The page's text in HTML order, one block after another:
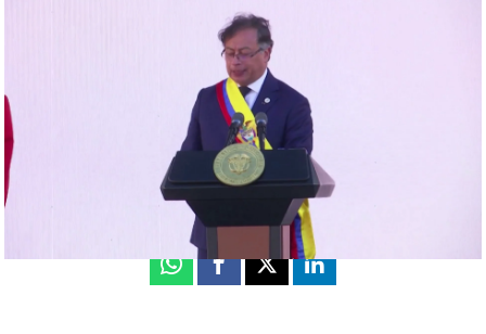
Gustavo Petro ya es presidente de Colombia hasta el año 2026. |
Enrique Forján
08 de agosto de 2022, 09:00
07 de agosto de 2022, 22:28
Whatsapp
Facebook
X Linkedin